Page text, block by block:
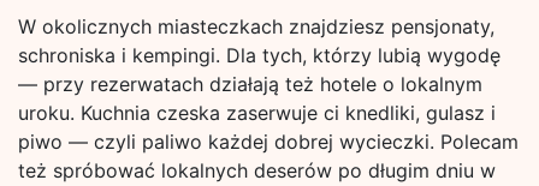
W okolicznych miasteczkach znajdziesz pensjonaty,
schroniska i kempingi. Dla tych, którzy lubią wygodę
— przy rezerwatach działają też hotele o lokalnym
uroku. Kuchnia czeska zaserwuje ci knedliki, gulasz i
piwo — czyli paliwo każdej dobrej wycieczki. Polecam
też spróbować lokalnych deserów po długim dniu w